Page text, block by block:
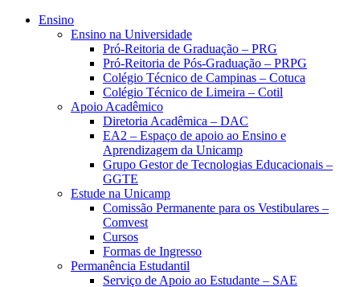
Ensino
Ensino na Universidade
Pró-Reitoria de Graduação – PRG
Pró-Reitoria de Pós-Graduação – PRPG
Colégio Técnico de Campinas – Cotuca
Colégio Técnico de Limeira – Cotil
Apoio Acadêmico
Diretoria Acadêmica – DAC
EA2 – Espaço de apoio ao Ensino e
Aprendizagem da Unicamp
Grupo Gestor de Tecnologias Educacionais –
GGTE
Estude na Unicamp
Comissão Permanente para os Vestibulares –
Comvest
Cursos
Formas de Ingresso
Permanência Estudantil
Serviço de Apoio ao Estudante – SAE